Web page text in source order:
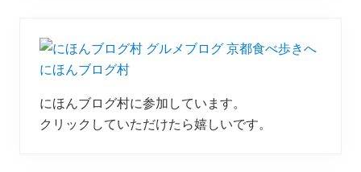
にほんブログ村
にほんブログ村に参加しています。
クリックしていただけたら嬉しいです。